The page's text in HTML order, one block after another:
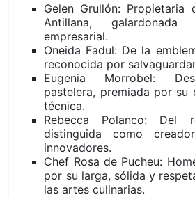
Gelen Grullón: Propietaria
Antillana,
empresarial.
Oneida Fadul: De la
reconocida por
Eugenia Morrobel:
pastelera, premiada por su
técnica.
Rebecca Polanco: Del
distinguida como
innovadores.
Chef Rosa de Pucheu:
por su larga, sólida y
las artes culinarias.